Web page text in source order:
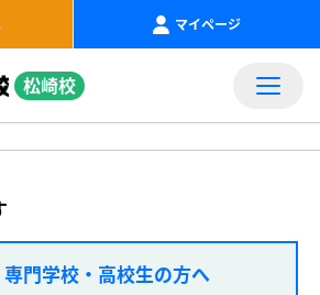
マイページ
松崎校
門学校・高校生の方へ